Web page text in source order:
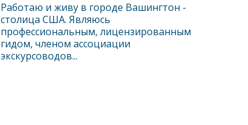
Работаю и живу в городе Вашингтон -
столица США. Являюсь
профессиональным, лицензированным
гидом, членом ассоциации
экскурсоводов...